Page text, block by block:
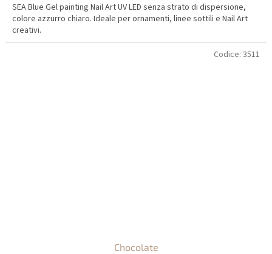
SEA Blue Gel painting Nail Art UV LED senza strato di dispersione,
colore azzurro chiaro. Ideale per ornamenti, linee sottili e Nail Art
creativi.
Chocolate
Codice: 3511